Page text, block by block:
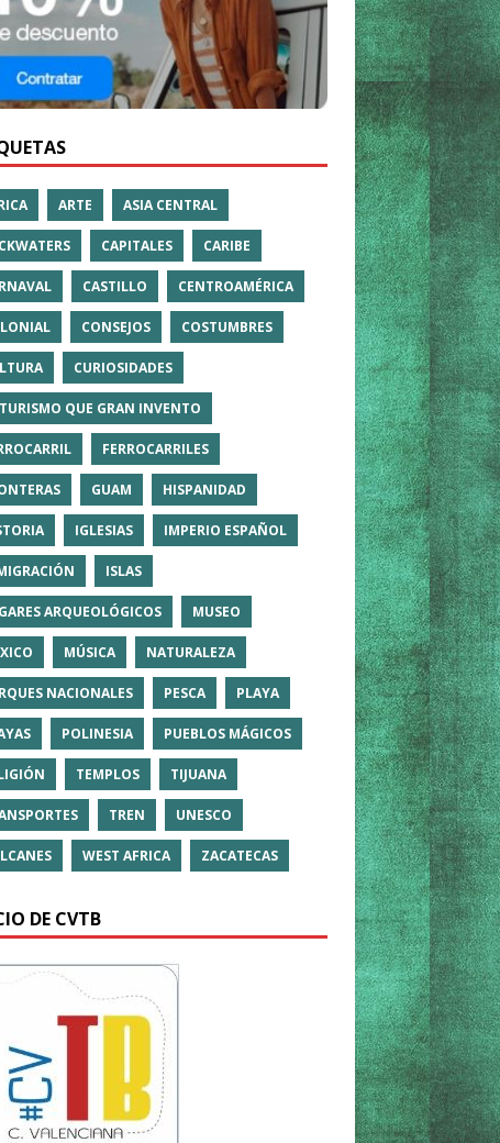
ARTE ASIA CENTRAL
CAPITALES CARIBE
CASTILLO CENTROAMÉRICA
CONSEJOS COSTUMBRES
CURIOSIDADES
QUE GRAN INVENTO
FERROCARRILES
GUAM HISPANIDAD
IGLESIAS IMPERIO ESPAÑOL
ISLAS
ARQUEOLÓGICOS MUSEO
MÚSICA NATURALEZA
NACIONALES PESCA PLAYA
POLINESIA PUEBLOS MÁGICOS
TEMPLOS TIJUANA
TREN UNESCO
WEST AFRICA ZACATECAS
DE CVTB